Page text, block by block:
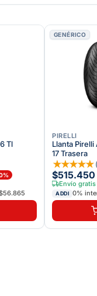
Tl
%
GENÉRICO
PIRELLI
Llanta
17 Trasera
★★★★★ (
$515.450
Envío gratis
ADDI 0%